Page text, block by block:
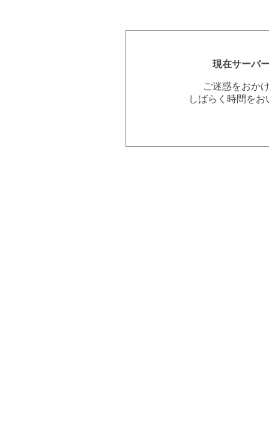
現在サーバ
ご迷惑をおか
しばらく時間を